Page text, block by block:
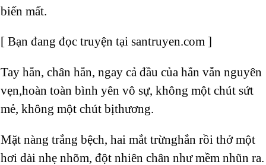
biến mất.
[ Bạn đang đọc truyện tại santruyen.com ]
Tay hắn, chân hắn, ngay cả đầu của hắn vẫn nguyên
vẹn,hoàn toàn bình yên vô sự, không một chút sứt
mẻ, không một chút bịthương.
Mặt nàng trắng bệch, hai mắt trừnghắn rồi thở một
hơi dài nhẹ nhõm, đột nhiên chân như mềm nhũn ra.